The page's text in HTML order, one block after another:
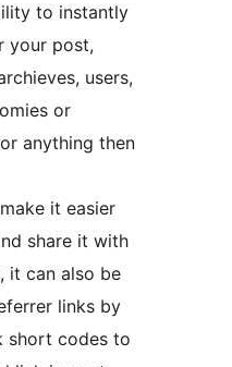
to instantly
your post,
users,
or
anything then
it easier
share it with
it can also be
links by
short codes to